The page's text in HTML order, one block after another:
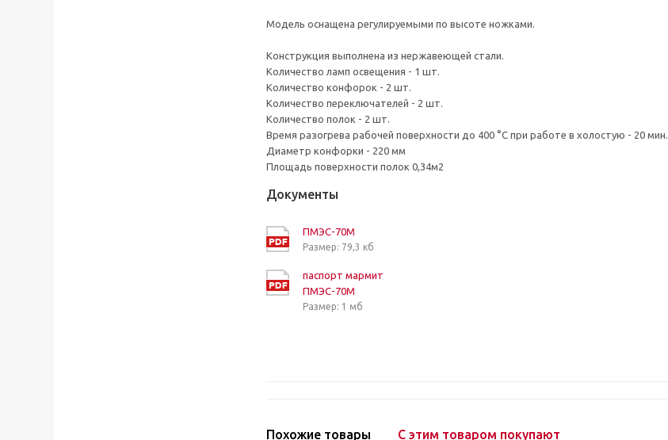
Модель оснащена регулируемыми по высоте ножками.
Конструкция выполнена из нержавеющей стали.
Количество ламп освещения - 1 шт.
Количество конфорок - 2 шт.
Количество переключателей - 2 шт.
Количество полок - 2 шт.
Время разогрева рабочей поверхности до 400 °С при работе в холостую - 20 мин.
Диаметр конфорки - 220 мм
Площадь поверхности полок 0,34м2
Документы
ПМЭС-70М
Размер: 79,3 кб
паспорт мармит
ПМЭС-70М
Размер: 1 мб
Похожие товары С этим товаром покупают